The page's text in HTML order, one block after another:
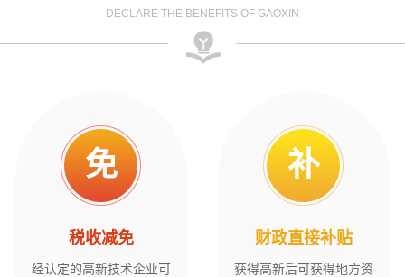
DECLARE THE BENEFITS OF GAOXIN
免
税收减免
经认定的高新技术企业可
补
财政直接补贴
获得高新后可获得地方资